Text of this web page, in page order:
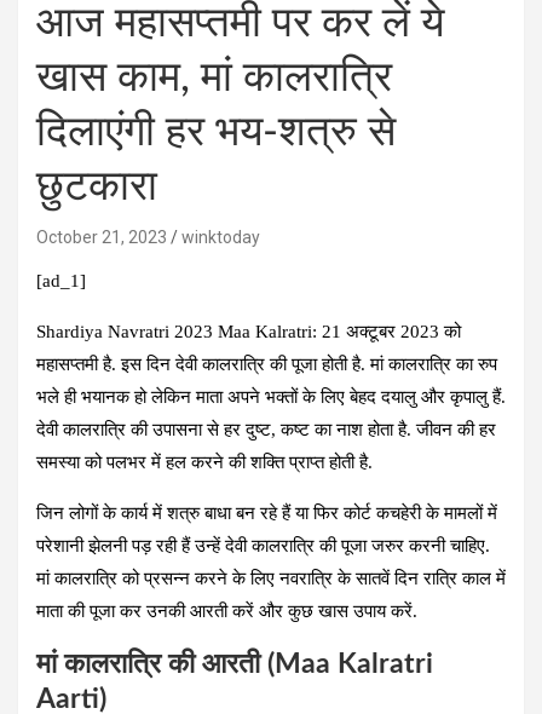
आज महासप्तमी पर कर लें ये
खास काम, मां कालरात्रि
दिलाएंगी हर भय-शत्रु से
छुटकारा
October 21, 2023 winktoday
[ad_1]
Shardiya Navratri 2023 Maa Kalratri: 21 अक्टूबर 2023 को
महासप्तमी है. इस दिन देवी कालरात्रि की पूजा होती है. मां कालरात्रि का रुप
भले ही भयानक हो लेकिन माता अपने भक्तों के लिए बेहद दयालु और कृपालु हैं.
देवी कालरात्रि की उपासना से हर दुष्ट, कष्ट का नाश होता है. जीवन की हर
समस्या को पलभर में हल करने की शक्ति प्राप्त होती है.
जिन लोगों के कार्य में शत्रु बाधा बन रहे हैं या फिर कोर्ट कचहेरी के मामलों में
परेशानी झेलनी पड़ रही हैं उन्हें देवी कालरात्रि की पूजा जरुर करनी चाहिए.
मां कालरात्रि को प्रसन्न करने के लिए नवरात्रि के सातवें दिन रात्रि काल में
माता की पूजा कर उनकी आरती करें और कुछ खास उपाय करें.
मां कालरात्रि की आरती (Maa Kalratri
Aarti)